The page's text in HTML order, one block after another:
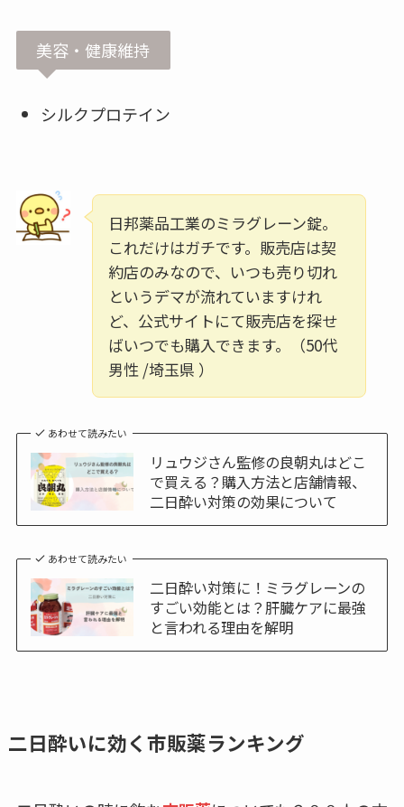
美容・健康維持
シルクプロテイン
日邦薬品工業のミラグレーン錠。
これだけはガチです。販売店は契
約店のみなので、いつも売り切れ
というデマが流れていますけれ
ど、公式サイトにて販売店を探せ
ばいつでも購入できます。（50代
男性 /埼玉県 ）
あわせて読みたい
リュウジさん監修の良朝丸はどこ
で買える？購入方法と店舗情報、
二日酔い対策の効果について
あわせて読みたい
二日酔い対策に！ミラグレーンの
すごい効能とは？肝臓ケアに最強
と言われる理由を解明
二日酔いに効く市販薬ランキング